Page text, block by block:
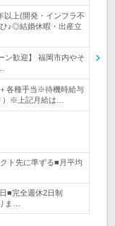
以上(開発・インフラ不
♪◎結婚休暇・出産立
ン歓迎】 福岡市内やそ
各種手当※待機時給与
）※上記月給は…
ト先に準ずる■月平均
■完全週休2日制
ま…